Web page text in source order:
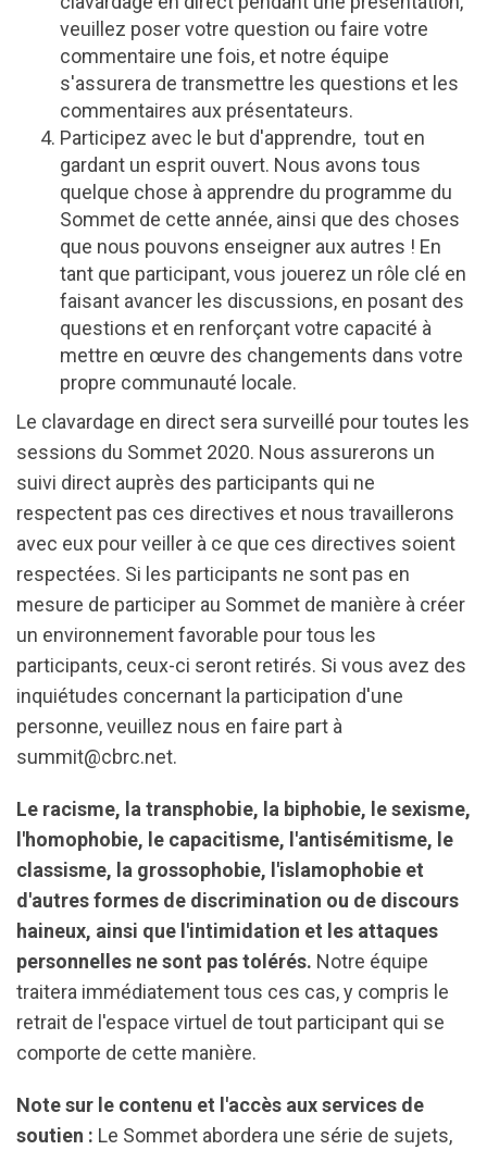
veuillez poser votre question ou faire votre
commentaire une fois, et notre équipe
s'assurera de transmettre les questions et les
commentaires aux présentateurs.
Participez avec le but d'apprendre, tout en
gardant un esprit ouvert. Nous avons tous
quelque chose à apprendre du programme du
Sommet de cette année, ainsi que des choses
que nous pouvons enseigner aux autres ! En
tant que participant, vous jouerez un rôle clé en
faisant avancer les discussions, en posant des
questions et en renforçant votre capacité à
mettre en œuvre des changements dans votre
propre communauté locale.
Le clavardage en direct sera surveillé pour toutes les
sessions du Sommet 2020. Nous assurerons un
suivi direct auprès des participants qui ne
respectent pas ces directives et nous travaillerons
avec eux pour veiller à ce que ces directives soient
respectées. Si les participants ne sont pas en
mesure de participer au Sommet de manière à créer
un environnement favorable pour tous les
participants, ceux-ci seront retirés. Si vous avez des
inquiétudes concernant la participation d'une
personne, veuillez nous en faire part à
summit@cbrc.net.
Le racisme, la transphobie, la biphobie, le sexisme,
l'homophobie, le capacitisme, l'antisémitisme, le
classisme, la grossophobie, l'islamophobie et
d'autres formes de discrimination ou de discours
haineux, ainsi que l'intimidation et les attaques
personnelles ne sont pas tolérés. Notre équipe
traitera immédiatement tous ces cas, y compris le
retrait de l'espace virtuel de tout participant qui se
comporte de cette manière.
Note sur le contenu et l'accès aux services de
soutien : Le Sommet abordera une série de sujets,